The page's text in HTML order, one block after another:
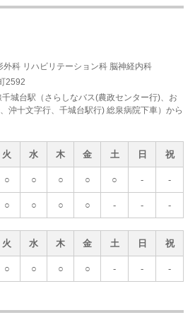
外科 リハビリテーション科 脳神経内科
2592
城台駅（さらしなバス(農政センター行)、お
沖十文字行、千城台駅行) 総泉病院下車）から
火 水 木 金 土 日 祝
○ ○ ○ ○ ○ - -
○ ○ ○ ○ - - -
火 水 木 金 土 日 祝
○ ○ ○ ○ - - -